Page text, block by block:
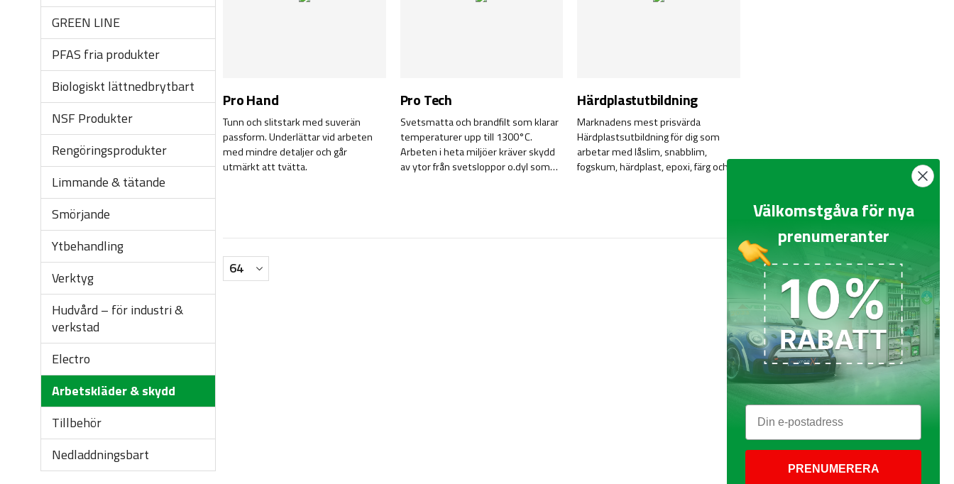
GREEN LINE
PFAS fria produkter
Biologiskt lättnedbrytbart
NSF Produkter
Rengöringsprodukter
Limmande & tätande
Smörjande
Ytbehandling
Verktyg
Hudvård – för industri &
verkstad
Electro
Arbetskläder & skydd
Tillbehör
Nedladdningsbart
Pro Hand
Tunn och slitstark med suverän
passform. Underlättar vid arbeten
med mindre detaljer och går
utmärkt att tvätta.
Pro Tech
Svetsmatta och brandfilt som klarar
temperaturer upp till 1300°C.
Arbeten i heta miljöer kräver skydd
av ytor från svetsloppor o.dyl som
Härdplastutbildning
Marknadens mest prisvärda
Härdplastsutbildning för dig som
arbetar med låslim, snabblim,
fogskum, härdplast, epoxi, färg och
Välkomstgåva för nya
prenumeranter
PRENUMERERA